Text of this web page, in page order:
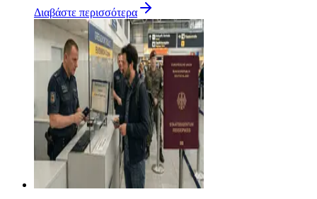
Διαβάστε περισσότερα